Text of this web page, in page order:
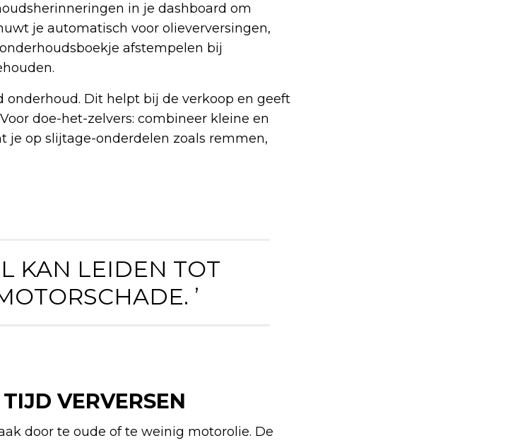
in je dashboard om
je automatisch voor olieverversingen,
afstempelen bij
Dit helpt bij de verkoop en geeft
doe-het-zelvers: combineer kleine en
je op slijtage-onderdelen zoals remmen,
KAN LEIDEN TOT
’
VERVERSEN
door te oude of te weinig motorolie. De